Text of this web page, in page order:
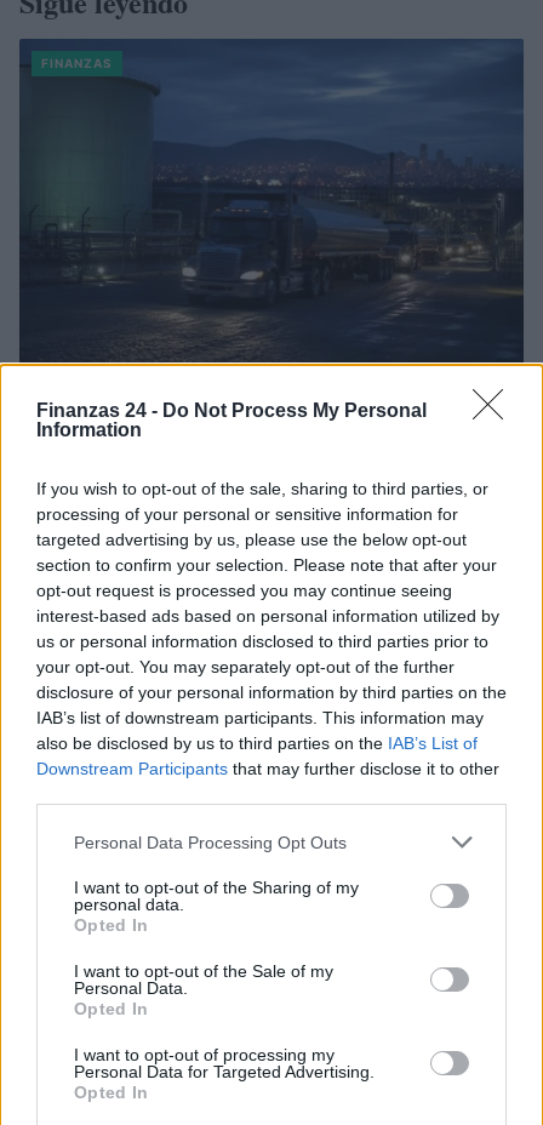
Finanzas 24 - Do Not Process My Personal
Information
If you wish to opt-out of the sale, sharing to third parties, or
processing of your personal or sensitive information for
targeted advertising by us, please use the below opt-out
section to confirm your selection. Please note that after your
opt-out request is processed you may continue seeing
interest-based ads based on personal information utilized by
us or personal information disclosed to third parties prior to
your opt-out. You may separately opt-out of the further
disclosure of your personal information by third parties on the
IAB’s list of downstream participants. This information may
also be disclosed by us to third parties on the IAB’s List of
Downstream Participants that may further disclose it to other
Please note that this website/app uses one or more Google
not limited to your visit or usage behaviour. You may click to
grant or deny consent to Google and its third-party tags to
use your data for below specified purposes in below Google
consent section.
Personal Data Processing Opt Outs
I want to opt-out of the Sharing of my
personal data.
Opted In
I want to opt-out of the Sale of my
Personal Data.
Opted In
I want to opt-out of processing my
Personal Data for Targeted Advertising.
Opted In
FINANZAS
Cómo la crisis de refino está afectando los precios de la
gasolina y el diésel
FINANZAS
Intervención conjunta de Japón y EE.UU. para frenar la caída
Marta Ruiz · 7 Ago 2026